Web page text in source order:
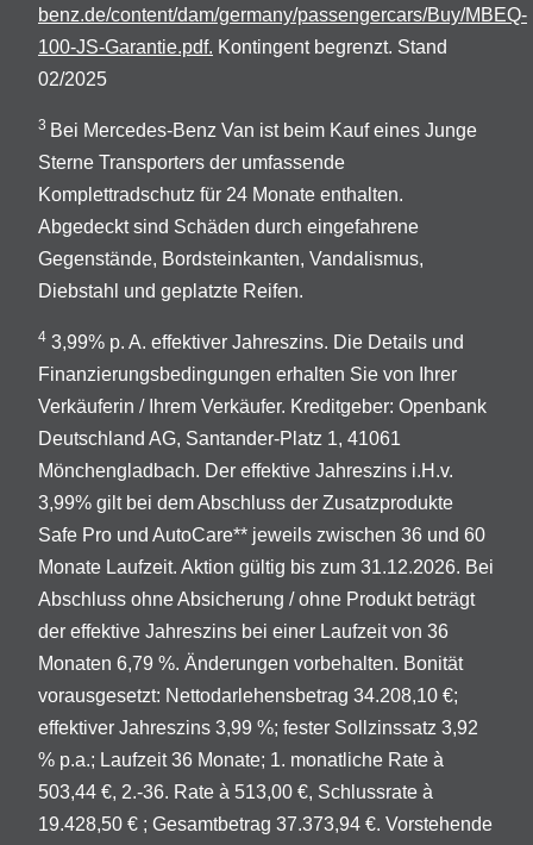
benz.de/content/dam/germany/passengercars/Buy/MBEQ-
100-JS-Garantie.pdf. Kontingent begrenzt. Stand
02/2025
3 Bei Mercedes-Benz Van ist beim Kauf eines Junge
Sterne Transporters der umfassende
Komplettradschutz für 24 Monate enthalten.
Abgedeckt sind Schäden durch eingefahrene
Gegenstände, Bordsteinkanten, Vandalismus,
Diebstahl und geplatzte Reifen.
4 3,99% p. A. effektiver Jahreszins. Die Details und
Finanzierungsbedingungen erhalten Sie von Ihrer
Verkäuferin / Ihrem Verkäufer. Kreditgeber: Openbank
Deutschland AG, Santander-Platz 1, 41061
Mönchengladbach. Der effektive Jahreszins i.H.v.
3,99% gilt bei dem Abschluss der Zusatzprodukte
Safe Pro und AutoCare** jeweils zwischen 36 und 60
Monate Laufzeit. Aktion gültig bis zum 31.12.2026. Bei
Abschluss ohne Absicherung / ohne Produkt beträgt
der effektive Jahreszins bei einer Laufzeit von 36
Monaten 6,79 %. Änderungen vorbehalten. Bonität
vorausgesetzt: Nettodarlehensbetrag 34.208,10 €;
effektiver Jahreszins 3,99 %; fester Sollzinssatz 3,92
% p.a.; Laufzeit 36 Monate; 1. monatliche Rate à
503,44 €, 2.-36. Rate à 513,00 €, Schlussrate à
19.428,50 € ; Gesamtbetrag 37.373,94 €. Vorstehende